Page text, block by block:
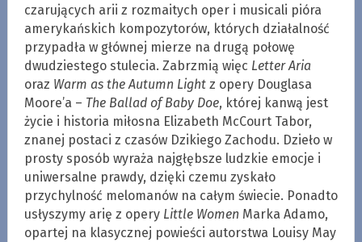
czarujących arii z rozmaitych oper i musicali pióra
amerykańskich kompozytorów, których działalność
przypadła w głównej mierze na drugą połowę
dwudziestego stulecia. Zabrzmią więc Letter Aria
oraz Warm as the Autumn Lightz opery Douglasa
Moore’a – The Ballad of Baby Doe, której kanwą jest
życie i historia miłosna Elizabeth McCourt Tabor,
znanej postaci z czasów Dzikiego Zachodu. Dzieło w
prosty sposób wyraża najgłębsze ludzkie emocje i
uniwersalne prawdy, dzięki czemu zyskało
przychylność melomanów na całym świecie. Ponadto
usłyszymy arię z opery Little Women Marka Adamo,
opartej na klasycznej powieści autorstwa Louisy May